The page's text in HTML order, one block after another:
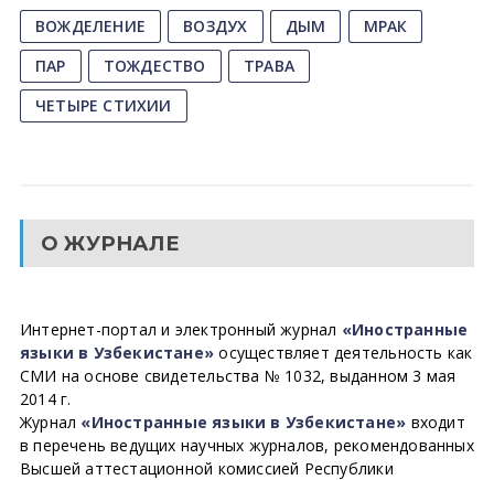
ВОЖДЕЛЕНИЕ ВОЗДУХ ДЫМ
МРАК
ПАР
ТОЖДЕСТВО
ТРАВА
ЧЕТЫРЕ СТИХИИ
О ЖУРНАЛЕ
Интернет-портал и электронный журнал «Иностранные
языки в Узбекистане» осуществляет деятельность как
СМИ на основе свидетельства № 1032, выданном 3 мая
2014 г.
Журнал «Иностранные языки в Узбекистане» входит
в перечень ведущих научных журналов, рекомендованных
Высшей аттестационной комиссией Республики